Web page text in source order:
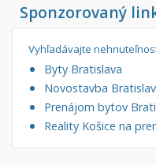
Sponzorovaný
Vyhľadávajte
Byty Bratislava
Novostavba
Prenájom bytov
Reality Košice na